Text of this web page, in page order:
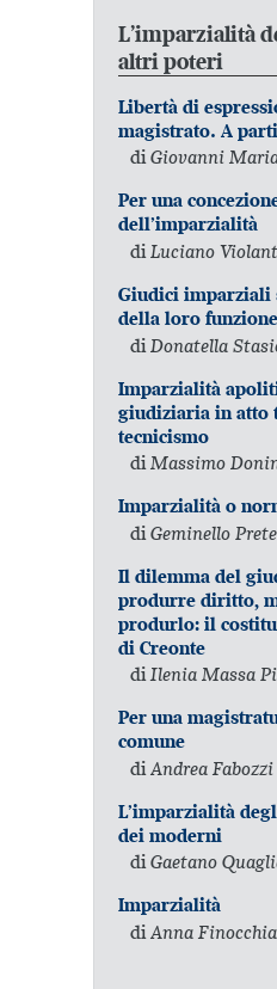
L’imparzialità
altri poteri
Libertà di
magistrato. A
diGiovanni
Per una
dell’imparzialità
di Luciano
Giudici imparziali
della loro
di Donatella
Imparzialità
giudiziaria in atto
tecnicismo
diMassimo
Imparzialità o
diGeminello
Il dilemma del
produrre diritto,
produrlo: il
di Creonte
diIlenia Massa
Per una
comune
diAndrea Fabozzi
L’imparzialità
dei moderni
diGaetano
Imparzialità
diAnna